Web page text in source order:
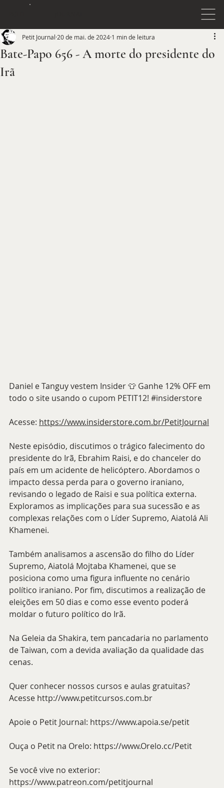
Bate-Papo 656 - A morte do presidente do
Irã
Petit Journal 20 de mai. de 2024 1 min de leitura
Daniel e Tanguy vestem Insider 👕 Ganhe 12% OFF em
todo o site usando o cupom PETIT12! #insiderstore
Acesse: https://www.insiderstore.com.br/PetitJournal
Neste episódio, discutimos o trágico falecimento do
presidente do Irã, Ebrahim Raisi, e do chanceler do
país em um acidente de helicóptero. Abordamos o
impacto dessa perda para o governo iraniano,
revisando o legado de Raisi e sua política externa.
Exploramos as implicações para sua sucessão e as
complexas relações com o Líder Supremo, Aiatolá Ali
Khamenei.
Também analisamos a ascensão do filho do Líder
Supremo, Aiatolá Mojtaba Khamenei, que se
posiciona como uma figura influente no cenário
político iraniano. Por fim, discutimos a realização de
eleições em 50 dias e como esse evento poderá
moldar o futuro político do Irã.
Na Geleia da Shakira, tem pancadaria no parlamento
de Taiwan, com a devida avaliação da qualidade das
cenas.
Quer conhecer nossos cursos e aulas gratuitas?
Acesse http://www.petitcursos.com.br
Apoie o Petit Journal: https://www.apoia.se/petit
Ouça o Petit na Orelo: https://www.Orelo.cc/Petit
Se você vive no exterior:
https://www.patreon.com/petitjournal